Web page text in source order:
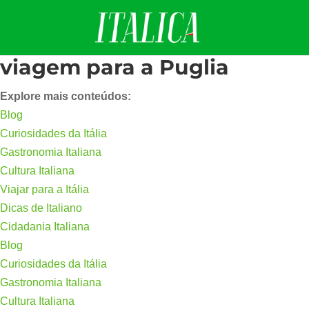
viagem para a Puglia
Explore mais conteúdos:
Blog
Curiosidades da Itália
Gastronomia Italiana
Cultura Italiana
Viajar para a Itália
Dicas de Italiano
Cidadania Italiana
Blog
Curiosidades da Itália
Gastronomia Italiana
Cultura Italiana